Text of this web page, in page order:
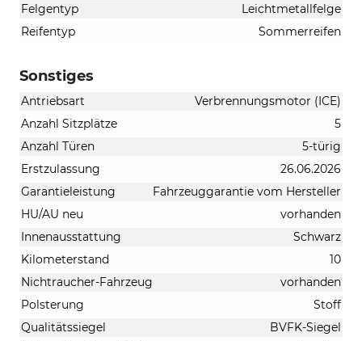
Felgentyp
Leichtmetallfelge
Reifentyp
Sommerreifen
Sonstiges
Antriebsart
Verbrennungsmotor (ICE)
Anzahl Sitzplätze
5
Anzahl Türen
5-türig
Erstzulassung
26.06.2026
Garantieleistung
Fahrzeuggarantie vom Hersteller
HU/AU neu
vorhanden
Innenausstattung
Schwarz
Kilometerstand
10
Nichtraucher-Fahrzeug
vorhanden
Polsterung
Stoff
Qualitätssiegel
BVFK-Siegel